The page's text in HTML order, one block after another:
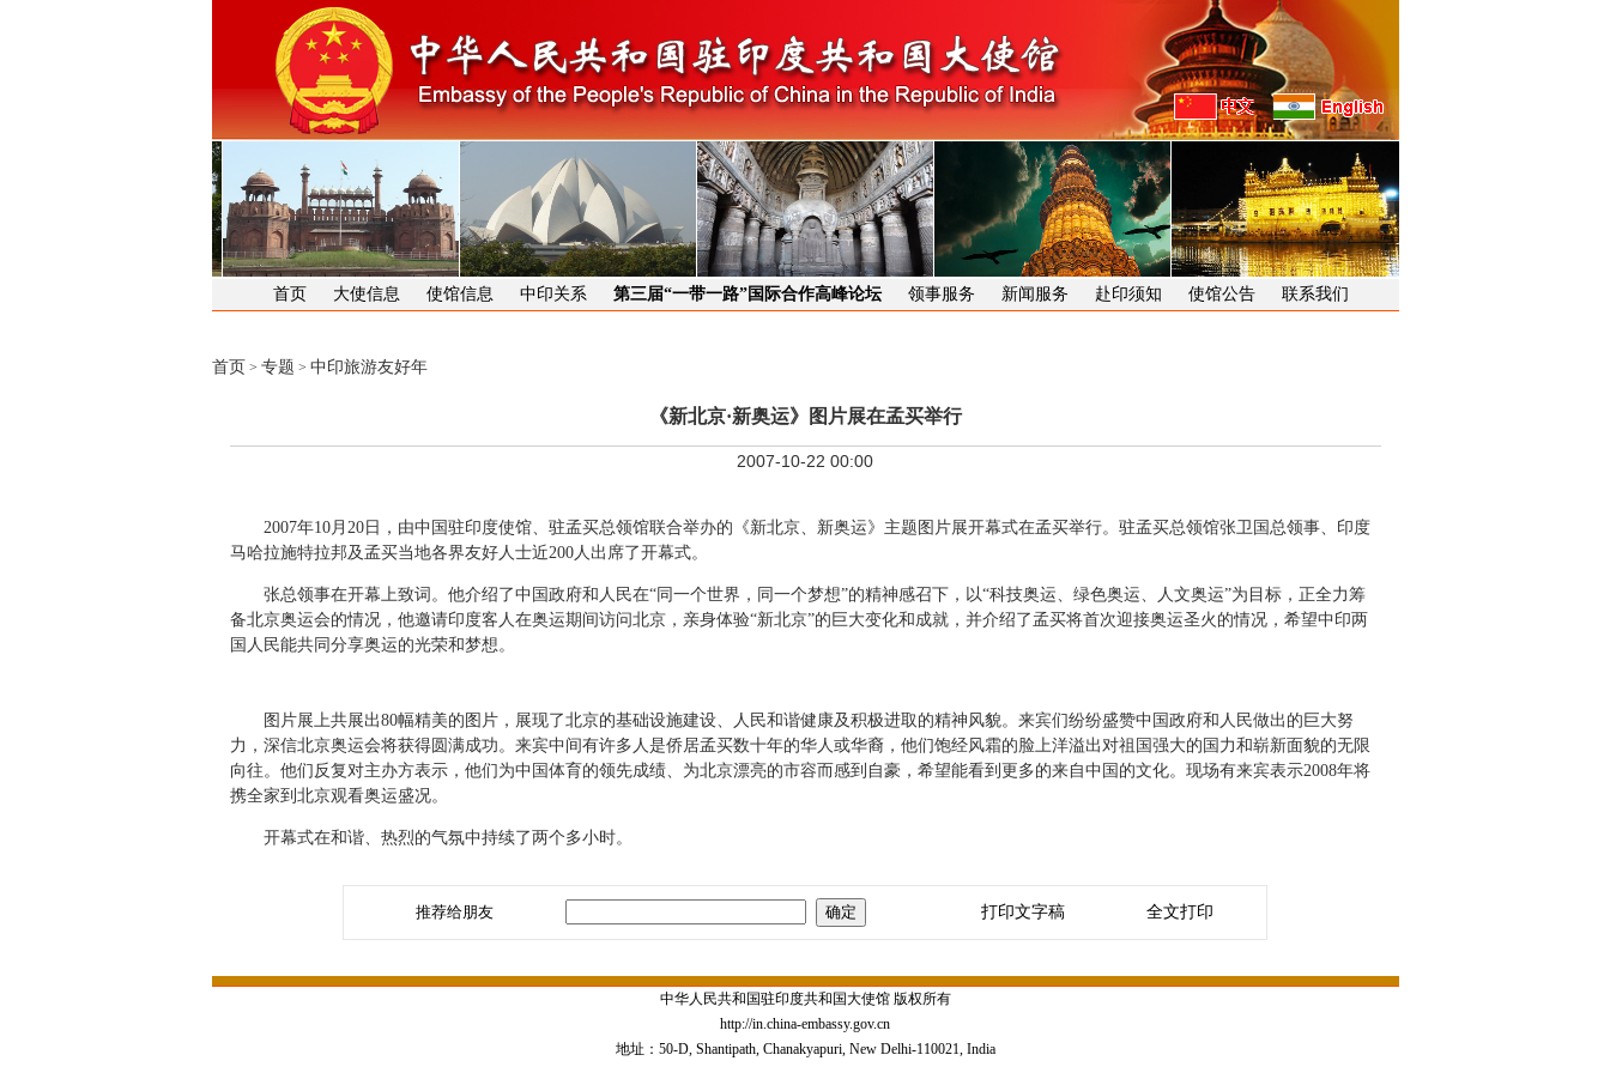
首页 大使信息 使馆信息 中印关系 第三届“一带一路”国际合作高峰论坛 领事服务 新闻服务 赴印须知 使馆公告 联系我们
首页 > 专题 > 中印旅游友好年
《新北京·新奥运》图片展在孟买举行
2007-10-22 00:00
2007年10月20日，由中国驻印度使馆、驻孟买总领馆联合举办的《新北京、新奥运》主题图片展开幕式在孟买举行。驻孟买总领馆张卫国总领事、印度
马哈拉施特拉邦及孟买当地各界友好人士近200人出席了开幕式。
张总领事在开幕上致词。他介绍了中国政府和人民在“同一个世界，同一个梦想”的精神感召下，以“科技奥运、绿色奥运、人文奥运”为目标，正全力筹
备北京奥运会的情况，他邀请印度客人在奥运期间访问北京，亲身体验“新北京”的巨大变化和成就，并介绍了孟买将首次迎接奥运圣火的情况，希望中印两
国人民能共同分享奥运的光荣和梦想。
图片展上共展出80幅精美的图片，展现了北京的基础设施建设、人民和谐健康及积极进取的精神风貌。来宾们纷纷盛赞中国政府和人民做出的巨大努
力，深信北京奥运会将获得圆满成功。来宾中间有许多人是侨居孟买数十年的华人或华裔，他们饱经风霜的脸上洋溢出对祖国强大的国力和崭新面貌的无限
向往。他们反复对主办方表示，他们为中国体育的领先成绩、为北京漂亮的市容而感到自豪，希望能看到更多的来自中国的文化。现场有来宾表示2008年将
携全家到北京观看奥运盛况。
开幕式在和谐、热烈的气氛中持续了两个多小时。
推荐给朋友 打印文字稿 全文打印
中华人民共和国驻印度共和国大使馆 版权所有
http://in.china-embassy.gov.cn
地址：50-D, Shantipath, Chanakyapuri, New Delhi-110021, India